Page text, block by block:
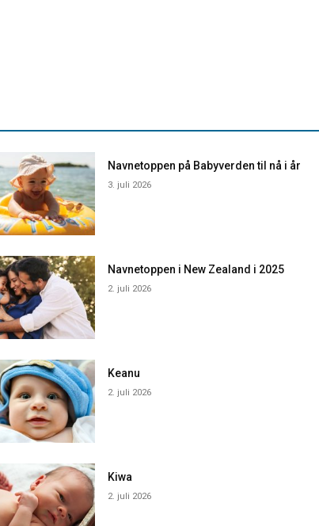
Navnetoppen på Babyverden til nå i år
3. juli 2026
Navnetoppen i New Zealand i 2025
2. juli 2026
Keanu
2. juli 2026
Kiwa
2. juli 2026